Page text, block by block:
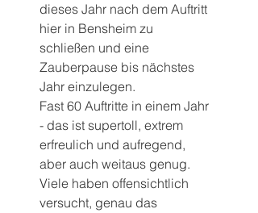
dieses Jahr nach dem Auftritt
hier in Bensheim zu
schließen und eine
Zauberpause bis nächstes
Jahr einzulegen.
Fast 60 Auftritte in einem Jahr
- das ist supertoll, extrem
erfreulich und aufregend,
aber auch weitaus genug.
Viele haben offensichtlich
versucht, genau das